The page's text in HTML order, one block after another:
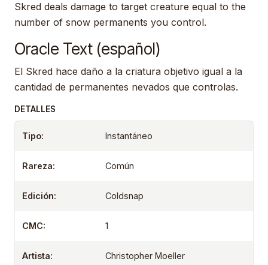
Skred deals damage to target creature equal to the
number of snow permanents you control.
Oracle Text (español)
El Skred hace daño a la criatura objetivo igual a la
cantidad de permanentes nevados que controlas.
DETALLES
Tipo: Instantáneo
Rareza: Común
Edición: Coldsnap
CMC: 1
Artista: Christopher Moeller